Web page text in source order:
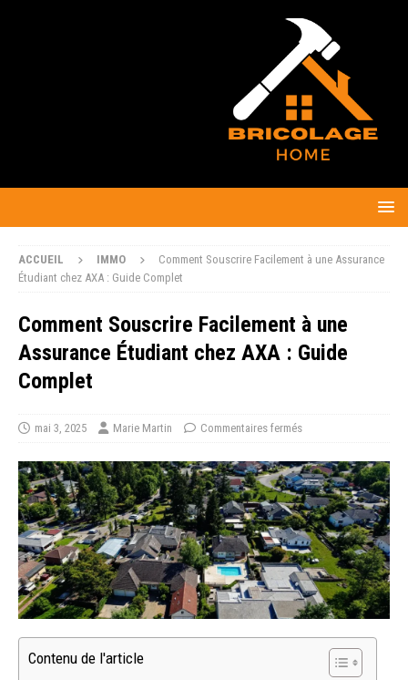
ACCUEIL IMMO
Comment Souscrire Facilement à une Assurance
Étudiant chez AXA : Guide Complet
Comment Souscrire Facilement à une
Assurance Étudiant chez AXA : Guide
Complet
mai 3, 2025 Marie Martin Commentaires fermés
Contenu de l'article